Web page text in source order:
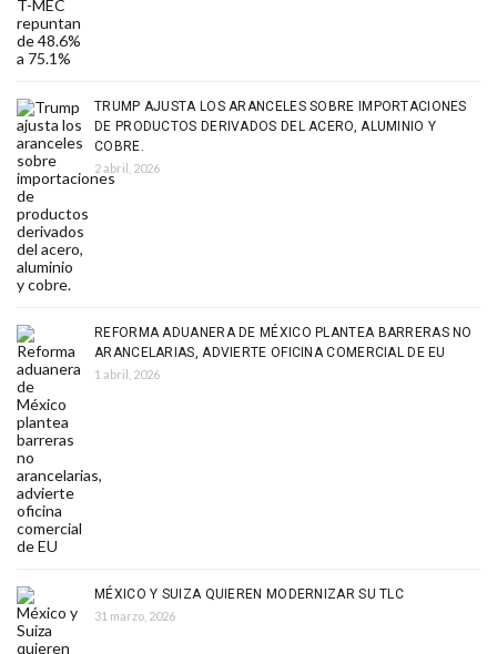
TRUMP AJUSTA LOS ARANCELES SOBRE IMPORTACIONES
DE PRODUCTOS DERIVADOS DEL ACERO, ALUMINIO Y
COBRE.
2 abril, 2026
REFORMA ADUANERA DE MÉXICO PLANTEA BARRERAS NO
ARANCELARIAS, ADVIERTE OFICINA COMERCIAL DE EU
1 abril, 2026
MÉXICO Y SUIZA QUIEREN MODERNIZAR SU TLC
31 marzo, 2026